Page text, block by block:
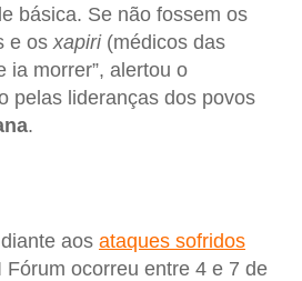
básica. Se não fossem os
e osxapiri(médicos das
ia morrer”, alertou o
pelas lideranças dos povos
.
aos ataques sofridos
Fórum ocorreu entre 4 e 7 de